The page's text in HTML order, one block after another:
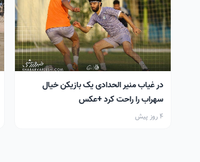
در غیاب منیر الحدادی یک بازیکن خیال
سهراب را راحت کرد +عکس
4 روز پیش